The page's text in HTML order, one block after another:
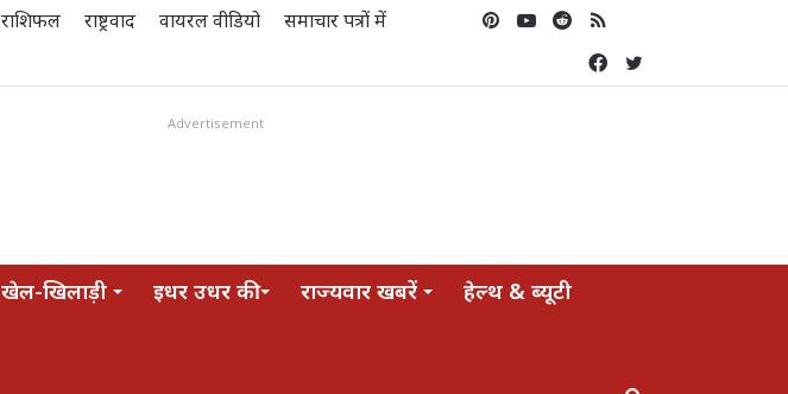
राशिफल राष्ट्रवाद वायरल वीडियो
समाचार पत्रों में
RSS
Reddit
YouTube
Pinterest
Facebook
Advertisement
खेल-खिलाड़ी इधर उधर की राज्यवार खबरें
हेल्थ & ब्यूटी